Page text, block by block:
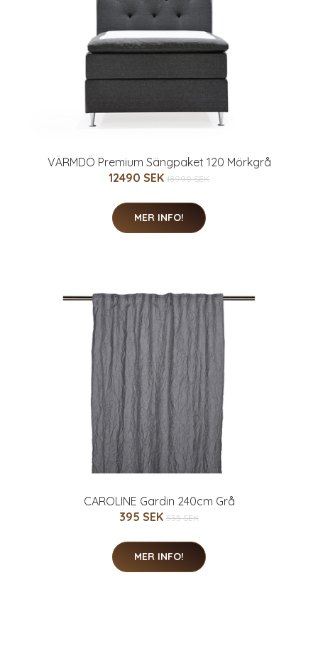
VÄRMDÖ Premium Sängpaket 120 Mörkgrå
12490 SEK 18990 SEK
MER INFO!
CAROLINE Gardin 240cm Grå
395 SEK 555 SEK
MER INFO!